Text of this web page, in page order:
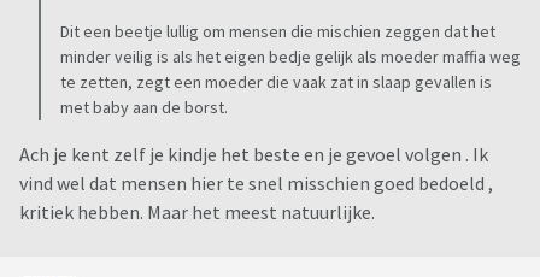
Dit een beetje lullig om mensen die mischien zeggen dat het
minder veilig is als het eigen bedje gelijk als moeder maffia weg
te zetten, zegt een moeder die vaak zat in slaap gevallen is
met baby aan de borst.
Ach je kent zelf je kindje het beste en je gevoel volgen . Ik
vind wel dat mensen hier te snel misschien goed bedoeld ,
kritiek hebben. Maar het meest natuurlijke.